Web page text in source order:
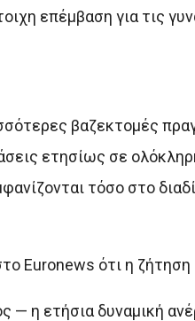
επέμβαση για τις
βαζεκτομές
ετησίως σε
τόσο στο
Euronews ότι η
— η ετήσια δυναμική